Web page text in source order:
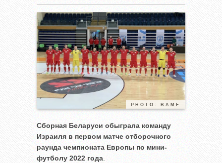
PHOTO: BAMF
Сборная Беларуси обыграла команду
Израиля в первом матче отборочного
раунда чемпионата Европы по мини-
футболу 2022 года